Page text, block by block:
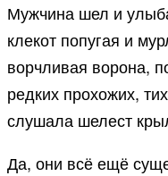
Мужчина шел и
клекот попугая и
ворчливая ворона,
редких прохожих,
слушала шелест
Да, они всё ещё